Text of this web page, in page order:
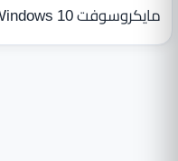
مايكروسوفت Windows 10 .